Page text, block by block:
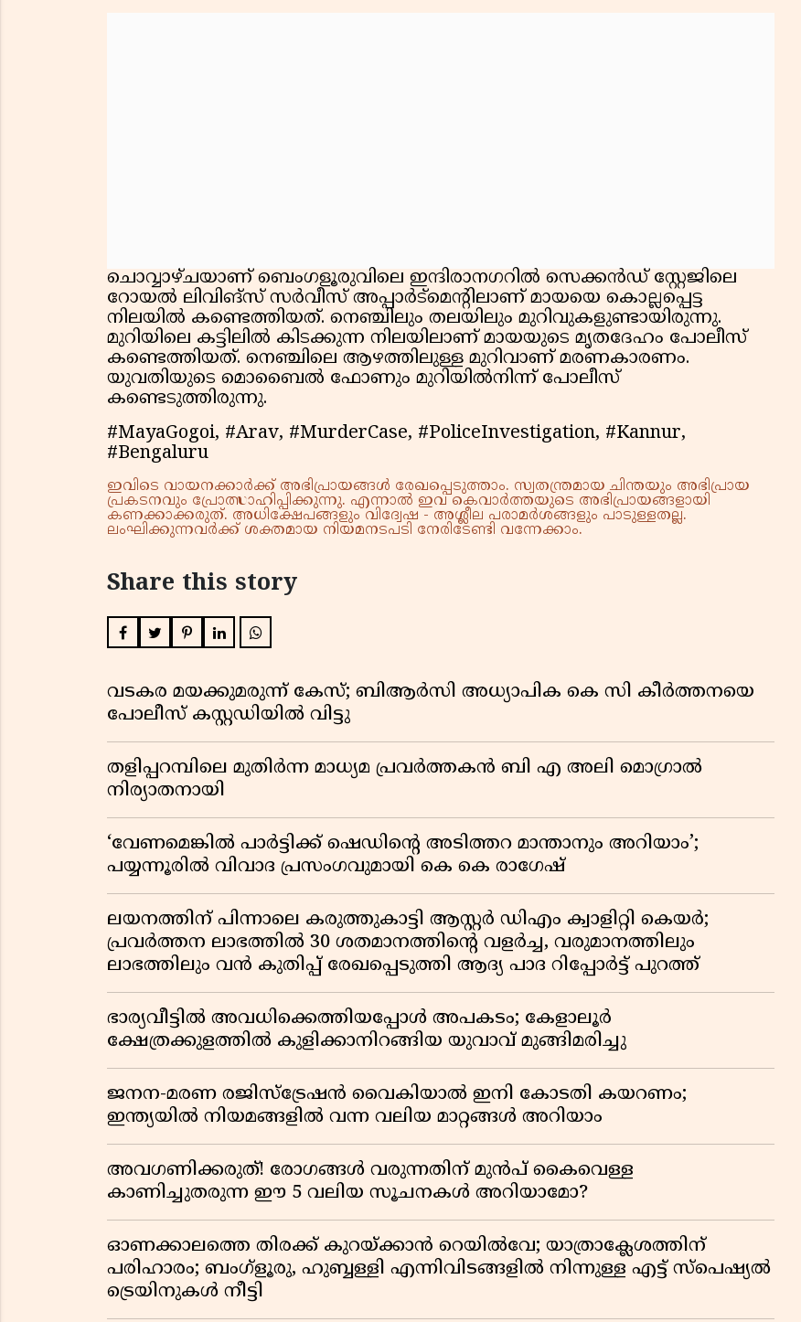
ചൊവ്വാഴ്ചയാണ് ബെംഗളൂരുവിലെ ഇന്ദിരാനഗറിൽ സെക്കന്‍ഡ് സ്റ്റേജിലെ
റോയല്‍ ലിവിങ്‌സ് സര്‍വീസ് അപ്പാർട്മെൻ്റിലാണ് മായയെ കൊല്ലപ്പെട്ട
നിലയിൽ കണ്ടെത്തിയത്. നെഞ്ചിലും തലയിലും മുറിവുകളുണ്ടായിരുന്നു.
മുറിയിലെ കട്ടിലില്‍ കിടക്കുന്ന നിലയിലാണ് മായയുടെ മൃതദേഹം പോലീസ്
കണ്ടെത്തിയത്. നെഞ്ചിലെ ആഴത്തിലുള്ള മുറിവാണ് മരണകാരണം.
യുവതിയുടെ മൊബൈല്‍ ഫോണും മുറിയില്‍നിന്ന് പോലീസ്
കണ്ടെടുത്തിരുന്നു.
#MayaGogoi, #Arav, #MurderCase, #PoliceInvestigation, #Kannur,
#Bengaluru
ഇവിടെ വായനക്കാർക്ക് അഭിപ്രായങ്ങൾ രേഖപ്പെടുത്താം. സ്വതന്ത്രമായ ചിന്തയും അഭിപ്രായ
പ്രകടനവും പ്രോത്സാഹിപ്പിക്കുന്നു. എന്നാൽ ഇവ കെവാർത്തയുടെ അഭിപ്രായങ്ങളായി
കണക്കാക്കരുത്. അധിക്ഷേപങ്ങളും വിദ്വേഷ - അശ്ലീല പരാമർശങ്ങളും പാടുള്ളതല്ല.
ലംഘിക്കുന്നവർക്ക് ശക്തമായ നിയമനടപടി നേരിടേണ്ടി വന്നേക്കാം.
Share this story
വടകര മയക്കുമരുന്ന് കേസ്; ബിആർസി അധ്യാപിക കെ സി കീർത്തനയെ
പോലീസ് കസ്റ്റഡിയിൽ വിട്ടു
തളിപ്പറമ്പിലെ മുതിർന്ന മാധ്യമ പ്രവർത്തകൻ ബി എ അലി മൊഗ്രാൽ
നിര്യാതനായി
‘വേണമെങ്കിൽ പാർട്ടിക്ക് ഷെഡിൻ്റെ അടിത്തറ മാന്താനും അറിയാം’;
പയ്യന്നൂരിൽ വിവാദ പ്രസംഗവുമായി കെ കെ രാഗേഷ്
ലയനത്തിന് പിന്നാലെ കരുത്തുകാട്ടി ആസ്റ്റർ ഡിഎം ക്വാളിറ്റി കെയർ;
പ്രവർത്തന ലാഭത്തിൽ 30 ശതമാനത്തിൻ്റെ വളർച്ച, വരുമാനത്തിലും
ലാഭത്തിലും വൻ കുതിപ്പ് രേഖപ്പെടുത്തി ആദ്യ പാദ റിപ്പോർട്ട് പുറത്ത്
ഭാര്യവീട്ടിൽ അവധിക്കെത്തിയപ്പോൾ അപകടം; കേളാലൂർ
ക്ഷേത്രക്കുളത്തിൽ കുളിക്കാനിറങ്ങിയ യുവാവ് മുങ്ങിമരിച്ചു
ജനന-മരണ രജിസ്ട്രേഷൻ വൈകിയാൽ ഇനി കോടതി കയറണം;
ഇന്ത്യയിൽ നിയമങ്ങളിൽ വന്ന വലിയ മാറ്റങ്ങൾ അറിയാം
അവഗണിക്കരുത്! രോഗങ്ങൾ വരുന്നതിന് മുൻപ് കൈവെള്ള
കാണിച്ചുതരുന്ന ഈ 5 വലിയ സൂചനകൾ അറിയാമോ?
ഓണക്കാലത്തെ തിരക്ക് കുറയ്ക്കാൻ റെയിൽവേ; യാത്രാക്ലേശത്തിന്
പരിഹാരം; ബംഗ്ളൂരു, ഹുബ്ബള്ളി എന്നിവിടങ്ങളിൽ നിന്നുള്ള എട്ട് സ്പെഷ്യൽ
ട്രെയിനുകൾ നീട്ടി